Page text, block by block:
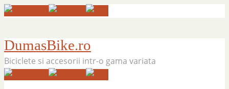
DumasBike.ro
Biciclete si accesorii intr-o gama variata